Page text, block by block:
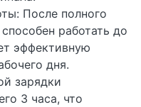
После полного
работать до
эффективную
дня.
зарядки
3 часа, что